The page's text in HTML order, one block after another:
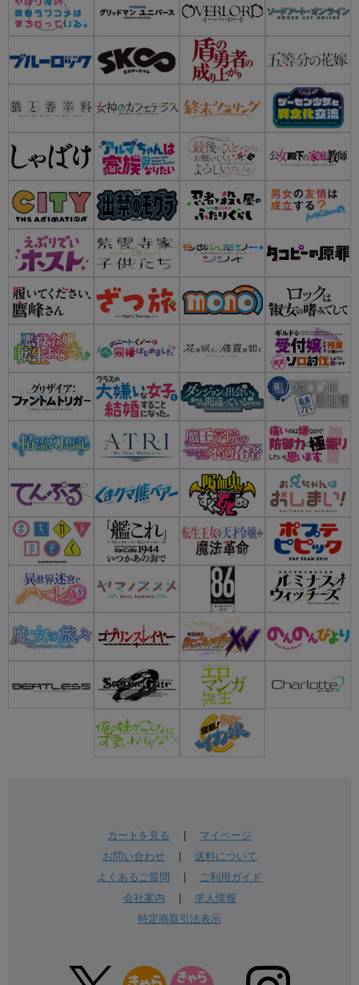
カートを見る
マイページ
お問い合わせ| 送料について
よくあるご質問
ご利用ガイド
会社案内
求人情報
特定商取引法表示